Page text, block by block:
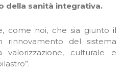
della sanità integrativa.
come noi, che sia giunto il
del sistema
valorizzazione, culturale e